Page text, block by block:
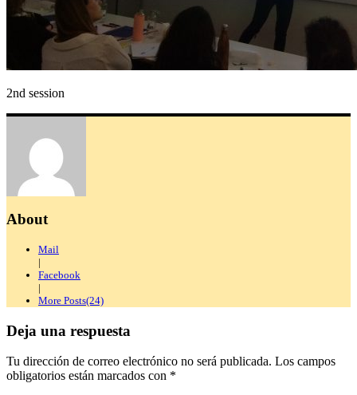
2nd session
About
Mail
|
Facebook
|
More Posts(24)
Deja una respuesta
Tu dirección de correo electrónico no será publicada. Los campos
obligatorios están marcados con *